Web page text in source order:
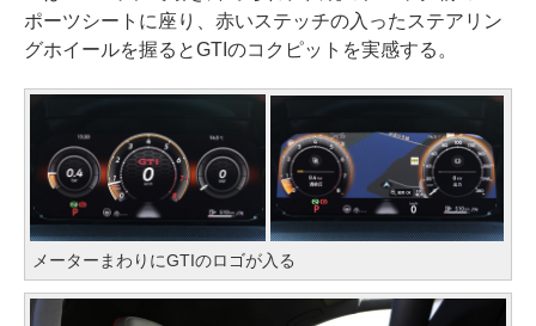
ポーツシートに座り、赤いステッチの入ったステアリン
グホイールを握るとGTIのコクピットを実感する。
メーターまわりにGTIのロゴが入る